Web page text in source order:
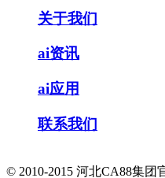
关于我们
ai资讯
ai应用
联系我们
© 2010-2015 河北CA88集